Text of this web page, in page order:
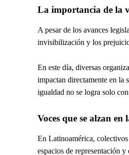
La importancia de la
A pesar de los avances
invisibilización y los
En este día, diversas
impactan directamente en la
igualdad no se logra solo
Voces que se alzan en
En Latinoamérica,
espacios de representación